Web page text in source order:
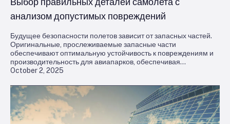
October 2, 2025
анализом допустимых повреждений
Будущее безопасности полетов зависит от запасных частей.
Оригинальные, прослеживаемые запасные части
обеспечивают оптимальную устойчивость к повреждениям и
производительность для авиапарков, обеспечивая
максимальную безопасность и эффективность закупок.